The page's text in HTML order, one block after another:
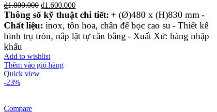
₫1.800.000 ₫1.600.000
Thông số kỹ thuật chi tiết: + (Ø)480 x (H)830 mm -
Chất liệu: inox, tôn hoa, chân đế bọc cao su - Thiết kế
hình trụ tròn, nắp lật tự cân bằng - Xuất Xứ: hàng nhập
khẩu
Add to wishlist
Thêm vào giỏ hàng
Quick view
-23%
Compare